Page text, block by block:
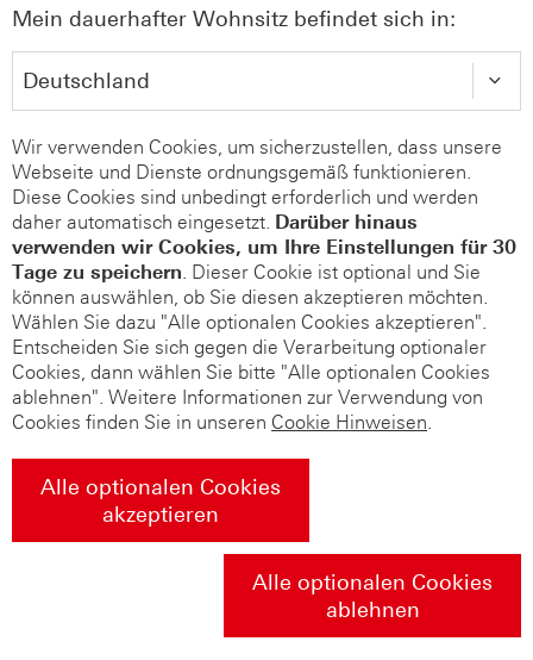
Mein dauerhafter Wohnsitz befindet sich in:
Wir verwenden Cookies, um sicherzustellen, dass unsere
Webseite und Dienste ordnungsgemäß funktionieren.
Diese Cookies sind unbedingt erforderlich und werden
daher automatisch eingesetzt. Darüber hinaus
verwenden wir Cookies, um Ihre Einstellungen für 30
Tage zu speichern. Dieser Cookie ist optional und Sie
können auswählen, ob Sie diesen akzeptieren möchten.
Wählen Sie dazu "Alle optionalen Cookies akzeptieren".
Entscheiden Sie sich gegen die Verarbeitung optionaler
Cookies, dann wählen Sie bitte "Alle optionalen Cookies
ablehnen". Weitere Informationen zur Verwendung von
Cookies finden Sie in unseren Cookie Hinweisen.
Alle optionalen Cookies
akzeptieren
Alle optionalen Cookies
ablehnen